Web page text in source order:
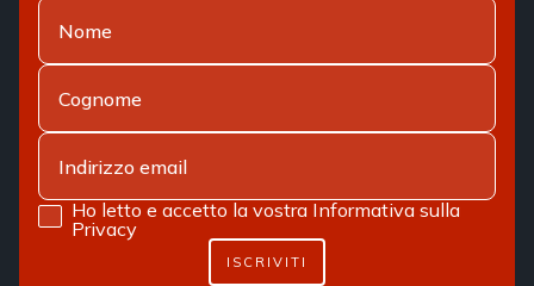
Ho letto e accetto la vostra Informativa sulla
Privacy
ISCRIVITI